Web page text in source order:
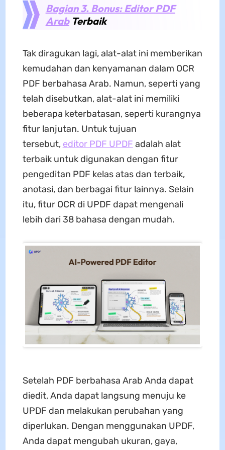
Bagian 3. Bonus: Editor PDF
ArabTerbaik
Tak diragukan lagi, alat-alat ini memberikan
kemudahan dan kenyamanan dalam OCR
PDF berbahasa Arab. Namun, seperti yang
telah disebutkan, alat-alat ini memiliki
beberapa keterbatasan, seperti kurangnya
fitur lanjutan. Untuk tujuan
tersebut, editor PDF UPDF adalah alat
terbaik untuk digunakan dengan fitur
pengeditan PDF kelas atas dan terbaik,
anotasi, dan berbagai fitur lainnya. Selain
itu, fitur OCR di UPDF dapat mengenali
lebih dari 38 bahasa dengan mudah.
Setelah PDF berbahasa Arab Anda dapat
diedit, Anda dapat langsung menuju ke
UPDF dan melakukan perubahan yang
diperlukan. Dengan menggunakan UPDF,
Anda dapat mengubah ukuran, gaya,